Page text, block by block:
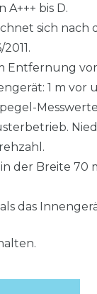
bis D.
sich nach
Entfernung vor
1 m vor
der Breite 70
das